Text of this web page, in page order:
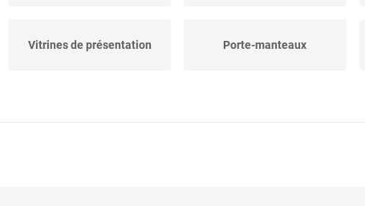
Vitrines de présentation Porte-manteaux